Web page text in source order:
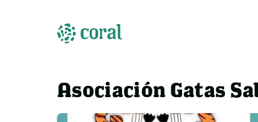
Asociación Gatas